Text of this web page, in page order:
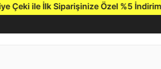
ile İlk Siparişinize Özel %5 İndirim.